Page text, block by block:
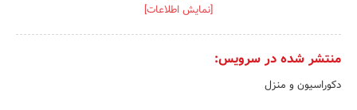
[نمایش اطلاعات]
منتشر شده در سرویس:
دکوراسیون و منزل